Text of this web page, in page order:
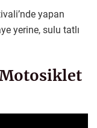
yapan
yerine, sulu tatlı